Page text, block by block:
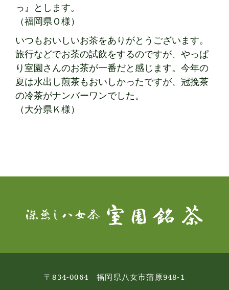
っ』とします。
（福岡県Ｏ様）
いつもおいしいお茶をありがとうございます。
旅行などでお茶の試飲をするのですが、やっぱ
り室園さんのお茶が一番だと感じます。今年の
夏は水出し煎茶もおいしかったですが、冠挽茶
の冷茶がナンバーワンでした。
（大分県Ｋ様）
〒834-0064 福岡県八女市蒲原948-1